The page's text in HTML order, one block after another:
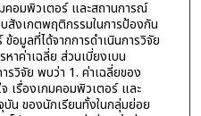
คอมพิวเตอร์ และสถานการณ์
สังเกตพฤติกรรมในการป้องกัน
อมูลที่ได้จากการดำเนินการวิจัย
หาค่าเฉลี่ย ส่วนเบี่ยงเบน
รวิจัย พบว่า 1. ค่าเฉลี่ยของ
เรื่องเกมคอมพิวเตอร์ และ
น ของนักเรียนทั้งในกลุ่มย่อย